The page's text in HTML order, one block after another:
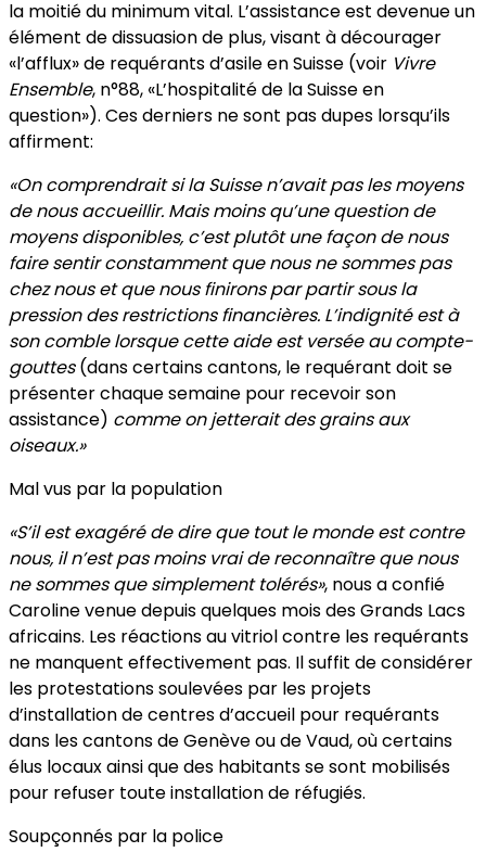
la moitié du minimum vital. L’assistance est devenue un
élément de dissuasion de plus, visant à décourager
«l’afflux» de requérants d’asile en Suisse (voir Vivre
Ensemble, n°88, «L’hospitalité de la Suisse en
question»). Ces derniers ne sont pas dupes lorsqu’ils
affirment:
«On comprendrait si la Suisse n’avait pas les moyens
de nous accueillir. Mais moins qu’une question de
moyens disponibles, c’est plutôt une façon de nous
faire sentir constamment que nous ne sommes pas
chez nous et que nous finirons par partir sous la
pression des restrictions financières. L’indignité est à
son comble lorsque cette aide est versée au compte-
gouttes(dans certains cantons, le requérant doit se
présenter chaque semaine pour recevoir son
assistance) comme on jetterait des grains aux
oiseaux.»
Mal vus par la population
«S’il est exagéré de dire que tout le monde est contre
nous, il n’est pas moins vrai de reconnaître que nous
ne sommes que simplement tolérés», nous a confié
Caroline venue depuis quelques mois des Grands Lacs
africains. Les réactions au vitriol contre les requérants
ne manquent effectivement pas. Il suffit de considérer
les protestations soulevées par les projets
d’installation de centres d’accueil pour requérants
dans les cantons de Genève ou de Vaud, où certains
élus locaux ainsi que des habitants se sont mobilisés
pour refuser toute installation de réfugiés.
Soupçonnés par la police